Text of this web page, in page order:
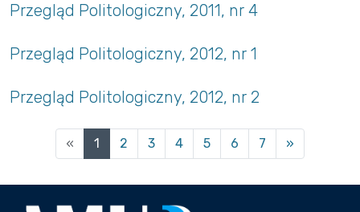
Przegląd Politologiczny, 2011, nr 4
Przegląd Politologiczny, 2012, nr 1
Przegląd Politologiczny, 2012, nr 2
« 1 (current)
2 3 4 5 6 7 »